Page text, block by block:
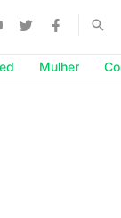
Mulher